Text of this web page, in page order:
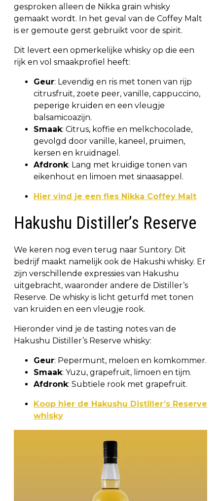
gesproken alleen de Nikka grain whisky
gemaakt wordt. In het geval van de Coffey Malt
is er gemoute gerst gebruikt voor de spirit.
Dit levert een opmerkelijke whisky op die een
rijk en vol smaakprofiel heeft:
Geur: Levendig en ris met tonen van rijp
citrusfruit, zoete peer, vanille, cappuccino,
peperige kruiden en een vleugje
balsamicoazijn.
Smaak: Citrus, koffie en melkchocolade,
gevolgd door vanille, kaneel, pruimen,
kersen en kruidnagel.
Afdronk: Lang met kruidige tonen van
eikenhout en limoen met sinaasappel.
Hier vind je een fles Nikka Coffey Malt
Hakushu Distiller’s Reserve
We keren nog even terug naar Suntory. Dit
bedrijf maakt namelijk ook de Hakushi whisky. Er
zijn verschillende expressies van Hakushu
uitgebracht, waaronder andere de Distiller’s
Reserve. De whisky is licht geturfd met tonen
van kruiden en een vleugje rook.
Hieronder vind je de tasting notes van de
Hakushu Distiller’s Reserve whisky:
Geur: Pepermunt, meloen en komkommer.
Smaak: Yuzu, grapefruit, limoen en tijm.
Afdronk: Subtiele rook met grapefruit.
Koop hier de Hakushu Distiller’s Reserve
whisky